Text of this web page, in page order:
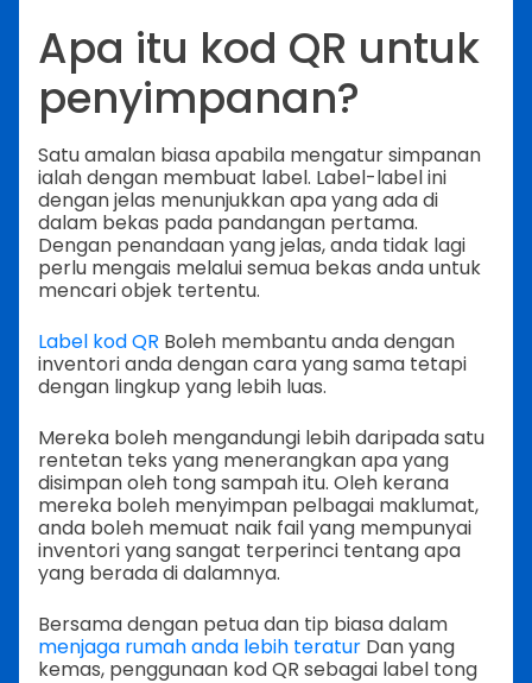
Apa itu kod QR untuk
penyimpanan?
Satu amalan biasa apabila mengatur simpanan
ialah dengan membuat label. Label-label ini
dengan jelas menunjukkan apa yang ada di
dalam bekas pada pandangan pertama.
Dengan penandaan yang jelas, anda tidak lagi
perlu mengais melalui semua bekas anda untuk
mencari objek tertentu.
Label kod QR Boleh membantu anda dengan
inventori anda dengan cara yang sama tetapi
dengan lingkup yang lebih luas.
Mereka boleh mengandungi lebih daripada satu
rentetan teks yang menerangkan apa yang
disimpan oleh tong sampah itu. Oleh kerana
mereka boleh menyimpan pelbagai maklumat,
anda boleh memuat naik fail yang mempunyai
inventori yang sangat terperinci tentang apa
yang berada di dalamnya.
Bersama dengan petua dan tip biasa dalam
menjaga rumah anda lebih teratur Dan yang
kemas, penggunaan kod QR sebagai label tong